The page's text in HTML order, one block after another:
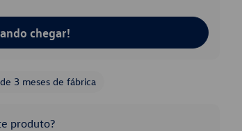
chegar!
3 meses de fábrica
produto?